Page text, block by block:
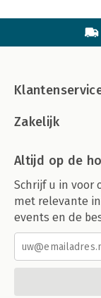
Zakelijk
Altijd op de
Schrijf u in voor
met relevante
events en de